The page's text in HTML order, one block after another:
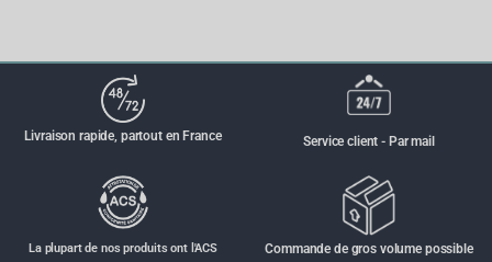
Livraison rapide, partout en France Service client - Par mail
La plupart de nos produits ont l'ACS Commande de gros volume possible